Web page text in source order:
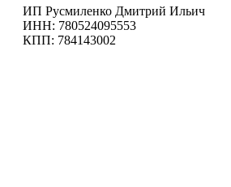
ИП Русмиленко Дмитрий Ильич
ИНН: 780524095553
КПП: 784143002